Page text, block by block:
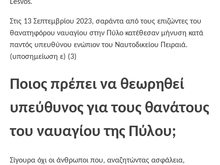
Lesvos.
Στις 13 Σεπτεμβρίου 2023, σαράντα από τους επιζώντες του
θανατηφόρου ναυαγίου στην Πύλο κατέθεσαν μήνυση κατά
παντός υπευθύνου ενώπιον του Ναυτοδικείου Πειραιά.
(υποσημείωση ε) (3)
Ποιος πρέπει να θεωρηθεί
υπεύθυνος για τους θανάτους
του ναυαγίου της Πύλου;
Σίγουρα όχι οι άνθρωποι που, αναζητώντας ασφάλεια,